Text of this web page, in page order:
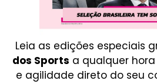
Leia as edições especiais
dos Sports a qualquer
e agilidade direto do seu